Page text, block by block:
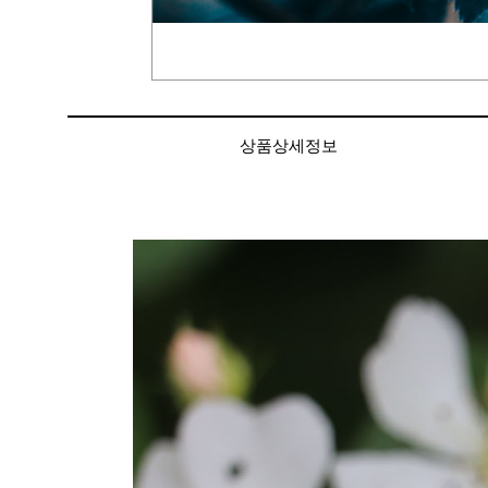
상품상세정보